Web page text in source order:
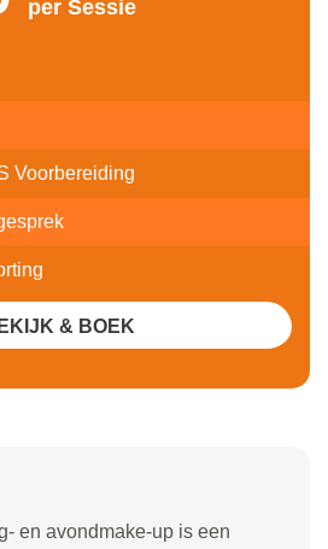
en avondmake-up is een
per Sessie
Voorbereiding
& BOEK